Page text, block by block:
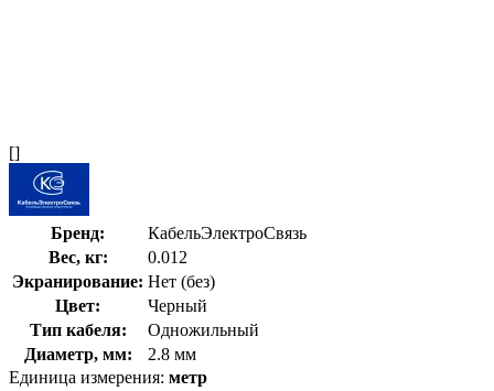
[]
Бренд:
КабельЭлектроСвязь
Вес, кг:
0.012
Экранирование: Нет (без)
Цвет:
Черный
Тип кабеля:
Одножильный
Диаметр, мм:
2.8 мм
Единица измерения: метр